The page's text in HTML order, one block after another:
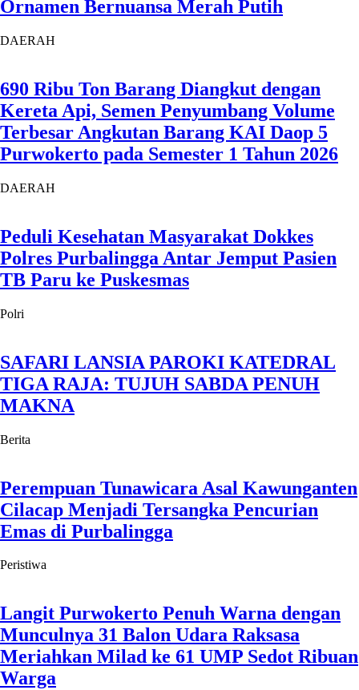
Ornamen Bernuansa Merah Putih
DAERAH
690 Ribu Ton Barang Diangkut dengan
Kereta Api, Semen Penyumbang Volume
Terbesar Angkutan Barang KAI Daop 5
Purwokerto pada Semester 1 Tahun 2026
DAERAH
Peduli Kesehatan Masyarakat Dokkes
Polres Purbalingga Antar Jemput Pasien
TB Paru ke Puskesmas
Polri
SAFARI LANSIA PAROKI KATEDRAL
TIGA RAJA: TUJUH SABDA PENUH
MAKNA
Berita
Perempuan Tunawicara Asal Kawunganten
Cilacap Menjadi Tersangka Pencurian
Emas di Purbalingga
Peristiwa
Langit Purwokerto Penuh Warna dengan
Munculnya 31 Balon Udara Raksasa
Meriahkan Milad ke 61 UMP Sedot Ribuan
Warga